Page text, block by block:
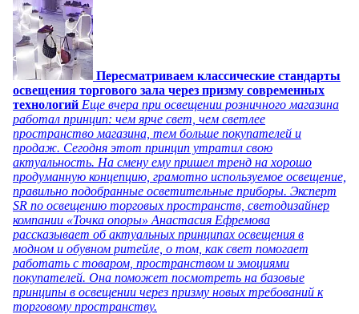
Пересматриваем классические стандарты
освещения торгового зала через призму современных
технологий Еще вчера при освещении розничного магазина
работал принцип: чем ярче свет, чем светлее
пространство магазина, тем больше покупателей и
продаж. Сегодня этот принцип утратил свою
актуальность. На смену ему пришел тренд на хорошо
продуманную концепцию, грамотно используемое освещение,
правильно подобранные осветительные приборы. Эксперт
SR по освещению торговых пространств, светодизайнер
компании «Точка опоры» Анастасия Ефремова
рассказывает об актуальных принципах освещения в
модном и обувном ритейле, о том, как свет помогает
работать с товаром, пространством и эмоциями
покупателей. Она поможет посмотреть на базовые
принципы в освещении через призму новых требований к
торговому пространству.